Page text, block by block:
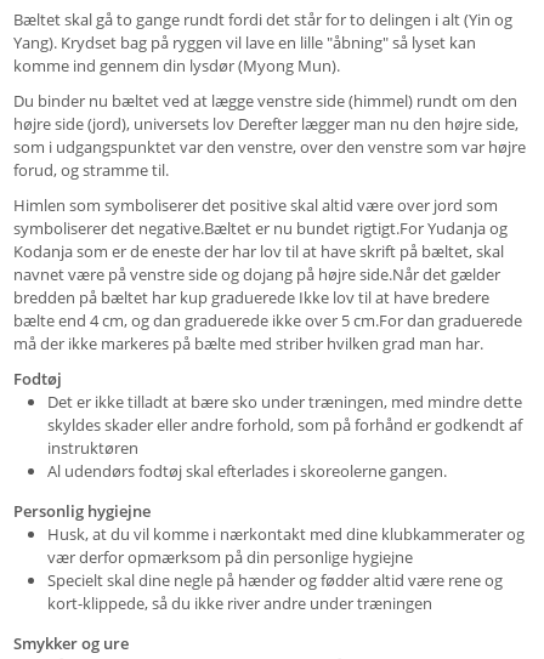
Bæltet skal gå to gange rundt fordi det står for to delingen i alt (Yin og
Yang). Krydset bag på ryggen vil lave en lille "åbning" så lyset kan
komme ind gennem din lysdør (Myong Mun).
Du binder nu bæltet ved at lægge venstre side (himmel) rundt om den
højre side (jord), universets lov Derefter lægger man nu den højre side,
som i udgangspunktet var den venstre, over den venstre som var højre
forud, og stramme til.
Himlen som symboliserer det positive skal altid være over jord som
symboliserer det negative.Bæltet er nu bundet rigtigt.For Yudanja og
Kodanja som er de eneste der har lov til at have skrift på bæltet, skal
navnet være på venstre side og dojang på højre side.Når det gælder
bredden på bæltet har kup graduerede Ikke lov til at have bredere
bælte end 4 cm, og dan graduerede ikke over 5 cm.For dan graduerede
må der ikke markeres på bælte med striber hvilken grad man har.
Fodtøj
Det er ikke tilladt at bære sko under træningen, med mindre dette
skyldes skader eller andre forhold, som på forhånd er godkendt af
instruktøren
Al udendørs fodtøj skal efterlades i skoreolerne gangen.
Personlig hygiejne
Husk, at du vil komme i nærkontakt med dine klubkammerater og
vær derfor opmærksom på din personlige hygiejne
Specielt skal dine negle på hænder og fødder altid være rene og
kort-klippede, så du ikke river andre under træningen
Smykker og ure